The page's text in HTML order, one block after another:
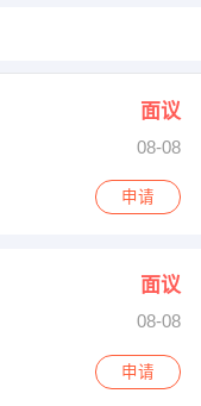
人力资源部 发布 [湖北省学术推广经理 ] 招聘信息
强势入驻
面议
08-08
申请
面议
08-08
申请